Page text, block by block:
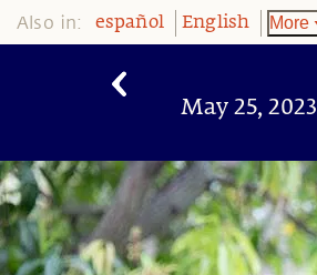
Also in: español English More
May 25, 2023